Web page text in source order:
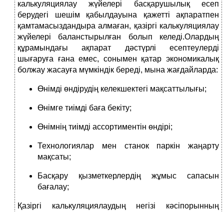
калькуляциялау жүйелері басқарушылық есеп
берудегі шешім қабылдауына қажетті ақпаратпен
қамтамасыздандыра алмаған, қазіргі калькуляциялау
жүйелері баланстырылған болып келеді.Олардың
құрамындағы ақпарат дәстүрлі есептеулерді
шығаруға ғана емес, сонымен қатар экономикалық
болжау жасауға мүмкіндік береді, мына жағдайларда:
Өнімді өндірудің келекшектегі мақсаттылығы;
Өнімге тиімді баға бекіту;
Өнімнің тиімді ассортиментін өндірі;
Технологиялар мен станок паркін жаңарту
мақсаты;
Басқару қызметкерлердің жұмыс сапасын
бағалау;
Қазіргі калькуляциялаудың негізі кәсіпорынның